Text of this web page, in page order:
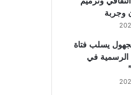
وجربة
يسلب فتاة
الرسمية في